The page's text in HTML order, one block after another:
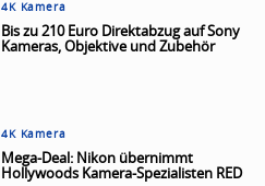
4K Kamera
Bis zu 210 Euro Direktabzug auf Sony
Kameras, Objektive und Zubehör
4K Kamera
Mega-Deal: Nikon übernimmt
Hollywoods Kamera-Spezialisten RED